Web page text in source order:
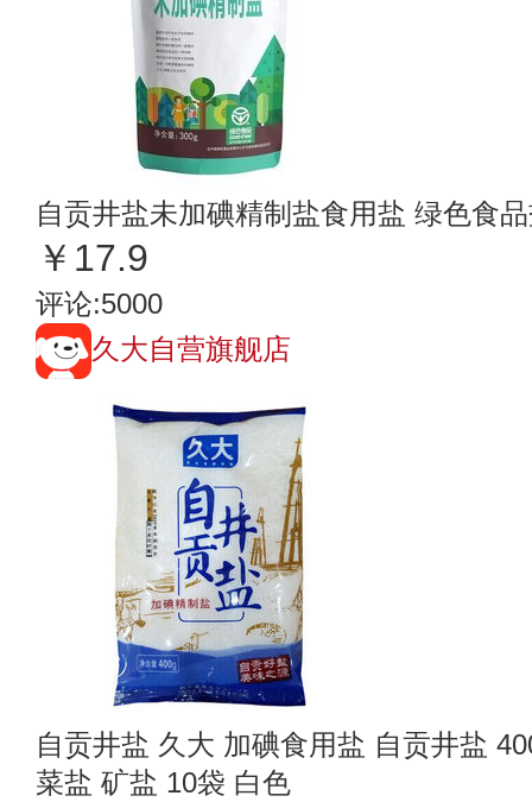
自贡井盐未加碘精制盐食用盐 绿色食
￥17.9
评论:5000
久大自营旗舰店
自贡井盐 久大 加碘食用盐 自贡井盐
菜盐 矿盐 10袋 白色